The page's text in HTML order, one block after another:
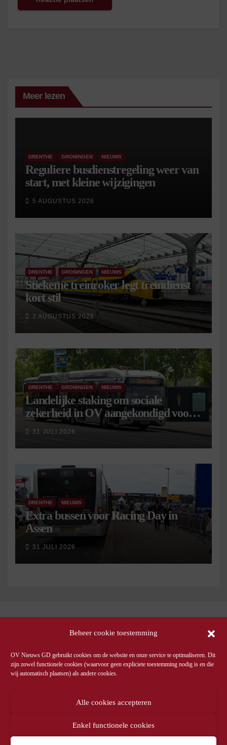
Beheer cookie toestemming
OV Nieuws GD gebruikt cookies om de website en onze service te optimaliseren. Dit
zijn zowel functionele cookies (waarvoor geen expliciete toestemming nodig is en die
wij automatisch plaatsen) als andere cookies.
Alle cookies accepteren
Enkel functionele cookies
Meer lezen
DRENTHE GRONINGEN NIEUWS
Reguliere busdienstregeling weer van
start, met kleine wijzigingen
5 AUGUSTUS 2026
DRENTHE GRONINGEN NIEUWS
Stiekeme treinroker legt treindienst
kort stil
2 AUGUSTUS 2026
DRENTHE GRONINGEN NIEUWS
Landelijke staking om sociale
zekerheid in OV aangekondigd voor 9
september
31 JULI 2026
DRENTHE NIEUWS
Extra bussen voor Racing Day in
Assen
31 JULI 2026